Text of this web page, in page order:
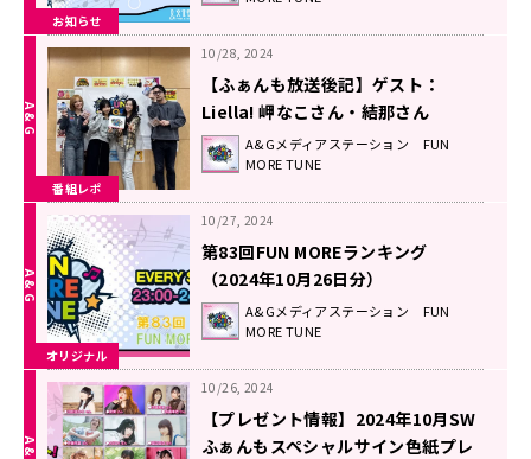
お知らせ
番組レポ
10/28, 2024
【ふぁんも放送後記】ゲスト：
Liella! 岬なこさん・結那さん
（2024.10/26 OA #83）
A&Gメディアステーション FUN
MORE TUNE
オリジナル
10/27, 2024
第83回FUN MOREランキング
（2024年10月26日分）
A&Gメディアステーション FUN
MORE TUNE
10/26, 2024
【プレゼント情報】2024年10月SW
ふぁんもスペシャルサイン色紙プレ